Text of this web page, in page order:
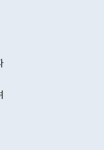
무너졌다고도 했다. 또 "
함께 4자 대화의 동력을
며 월간 기준 처음으로
196.9% 급증했고 컴퓨터
수출은 160.4% 늘었으